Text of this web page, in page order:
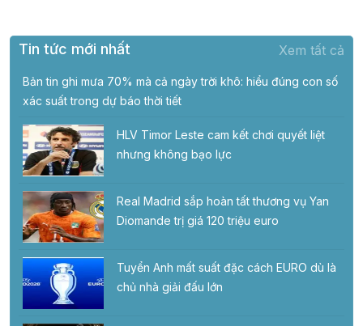
Tin tức mới nhất Xem tất cả
Bản tin ghi mưa 70% mà cả ngày trời khô: hiểu đúng con số
xác suất trong dự báo thời tiết
HLV Timor Leste cam kết chơi quyết liệt
nhưng không bạo lực
Real Madrid sắp hoàn tất thương vụ Yan
Diomande trị giá 120 triệu euro
Tuyển Anh mất suất đặc cách EURO dù là
chủ nhà giải đấu lớn